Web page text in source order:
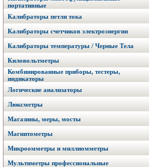
портативные
Калибраторы петли тока
Калибраторы счетчиков электроэнергии
Калибраторы температуры / Черные Тела
Киловольтметры
Комбинированные приборы, тестеры,
индикаторы
Логические анализаторы
Люксметры
Магазины, меры, мосты
Магнитометры
Микроомметры и миллиомметры
Мультиметры профессиональные